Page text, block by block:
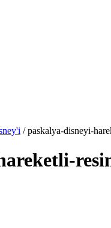
/ paskalya-disneyi-